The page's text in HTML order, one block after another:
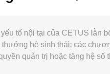
tố nội tại của CETUS
hệ sinh thái; các
quản trị hoặc tăng hệ